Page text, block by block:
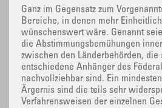
Ganz im Gegensatz zum
Bereiche, in denen mehr
wünschenswert wäre. Genannt
die Abstimmungsbemühungen
zwischen den Länderbehörden, die
entschiedene Anhänger des
nachvollziehbar sind. Ein
Ärgernis sind die teils sehr
Verfahrensweisen der einzelnen